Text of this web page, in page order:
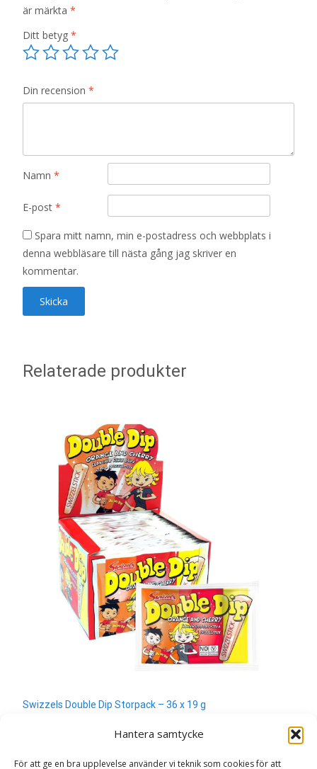
Hantera samtycke
För att ge en bra upplevelse använder vi teknik som cookies för att
är märkta *
Ditt betyg *
Din recension *
Namn *
E-post *
Spara mitt namn, min e-postadress och webbplats i
denna webbläsare till nästa gång jag skriver en
kommentar.
Relaterade produkter
Swizzels Double Dip Storpack – 36 x 19 g